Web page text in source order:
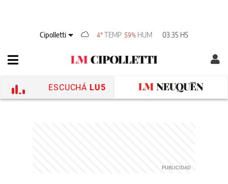
Cipolletti 4°TEMP 59% HUM 03:35 HS
ESCUCHÁ LU5